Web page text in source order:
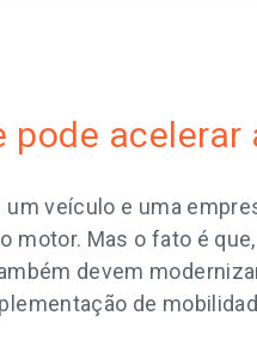
pode acelerar
veículo e uma
motor. Mas o fato é
devem
de